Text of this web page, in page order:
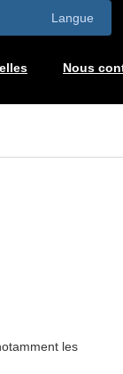
Langue
Nous
les